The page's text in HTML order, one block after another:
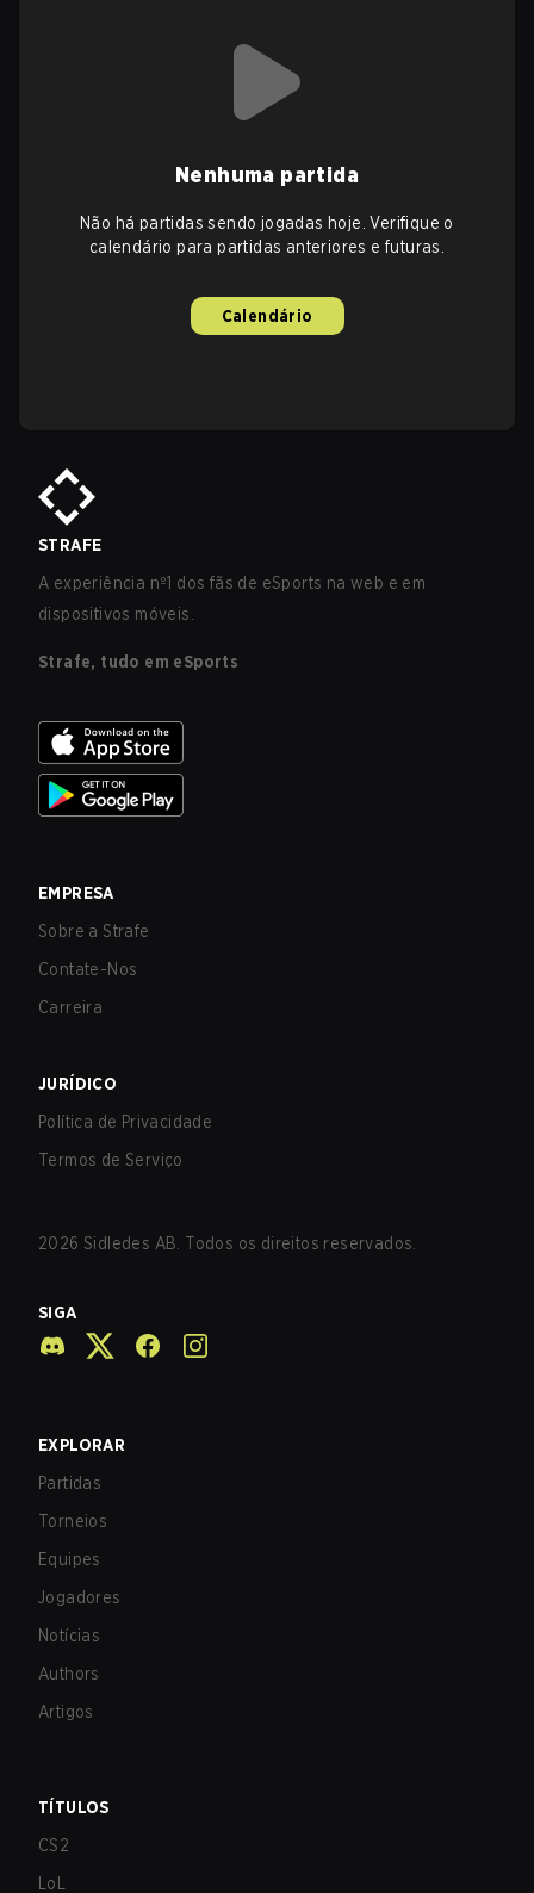
Nenhuma partida
Não há partidas sendo jogadas hoje. Verifique o
calendário para partidas anteriores e futuras.
Calendário
STRAFE
A experiência nº1 dos fãs de eSports na web e em
dispositivos móveis.
Strafe, tudo em eSports
EMPRESA
Sobre a Strafe
Contate-Nos
Carreira
JURÍDICO
Política de Privacidade
Termos de Serviço
2026 Sidledes AB. Todos os direitos reservados.
SIGA
EXPLORAR
Partidas
Torneios
Equipes
Jogadores
Notícias
Authors
Artigos
TÍTULOS
CS2
LoL